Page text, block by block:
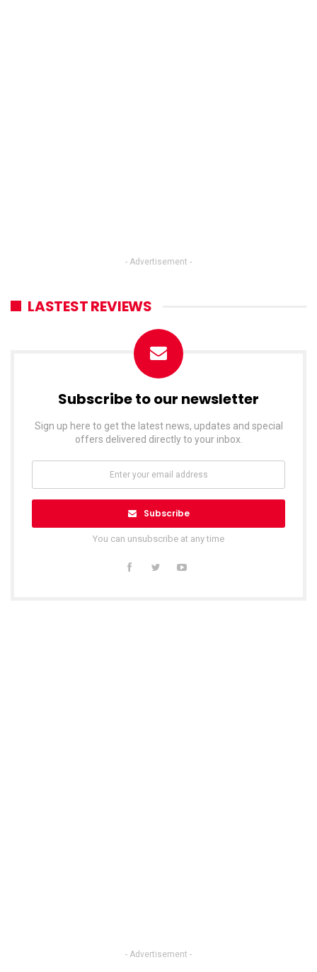
- Advertisement -
LASTEST REVIEWS
Subscribe to our newsletter
Sign up here to get the latest news, updates and special
offers delivered directly to your inbox.
Subscribe
You can unsubscribe at any time
- Advertisement -